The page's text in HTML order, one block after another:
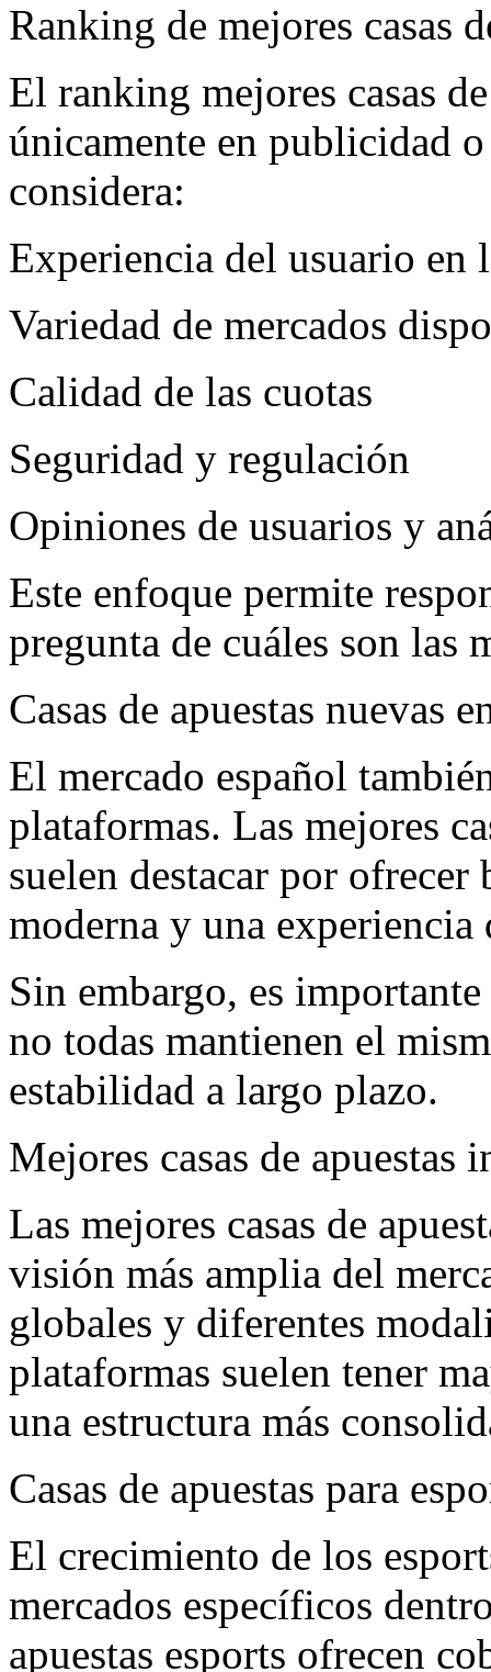
Ranking de mejores casas
El ranking mejores casas
únicamente en publicidad
considera:
Experiencia del usuario en
Variedad de mercados
Calidad de las cuotas
Seguridad y regulación
Opiniones de usuarios y
Este enfoque permite
pregunta de cuáles son las
Casas de apuestas nuevas
El mercado español
plataformas. Las mejores
suelen destacar por
moderna y una
Sin embargo, es
no todas mantienen el
estabilidad a largo plazo.
Mejores casas de apuestas
Las mejores casas de
visión más amplia del
globales y diferentes
plataformas suelen tener
una estructura más
Casas de apuestas para
El crecimiento de los
mercados específicos
apuestas esports ofrecen